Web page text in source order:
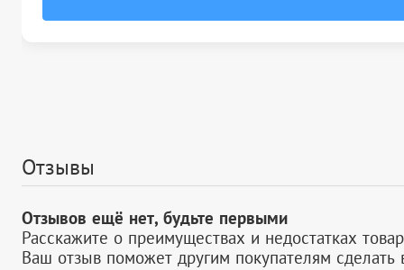
Отзывы
Отзывов ещё нет, будьте первыми
Расскажите о преимуществах и недостатках
Ваш отзыв поможет другим покупателям сделать